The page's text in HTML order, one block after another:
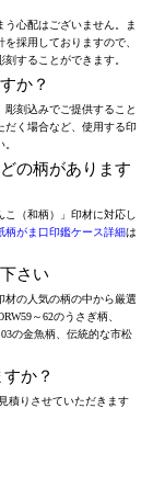
心配はございません。ま
採用しておりますので、
することができます。
か？
刻込みでご提供すること
だく場合など、使用する印
の柄があります
（和柄）」印材に対応し
柄がま口印鑑ケース詳細は
さい
材の人気の柄の中から厳選
～62のうさぎ柄、
03の金魚柄、伝統的な市松
か？
積りさせていただきます